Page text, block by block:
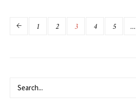
1 2 3 4 5 …